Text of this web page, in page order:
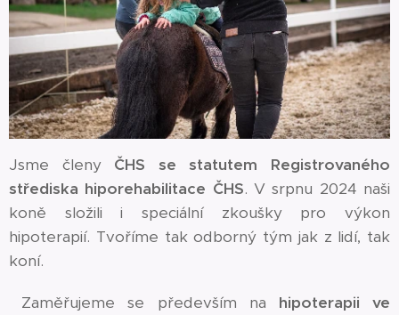
Jsme členy ČHS se statutem Registrovaného
střediska hiporehabilitace ČHS. V srpnu 2024 naši
koně složili i speciální zkoušky pro výkon
hipoterapií. Tvoříme tak odborný tým jak z lidí, tak
koní.
Zaměřujeme se především na hipoterapii ve